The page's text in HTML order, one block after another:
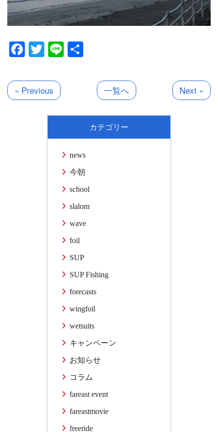
Facebook
Twitter
Line
« Previous 一覧へ Next »
カテゴリー
news
今朝
school
slalom
wave
foil
SUP
SUP Fishing
forecasts
wingfoil
wetsuits
キャンペーン
お知らせ
コラム
fareast event
fareastmovie
freeride